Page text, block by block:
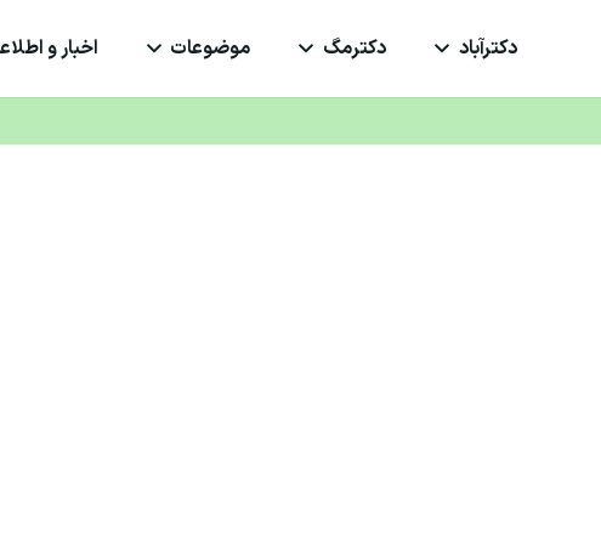
دکترآباد دکترمگ موضوعات اخبار و